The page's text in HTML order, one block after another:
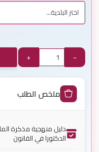
−
+
ملخص الطلب
دليل منهجية مذكرة
الدكتورا في القانون